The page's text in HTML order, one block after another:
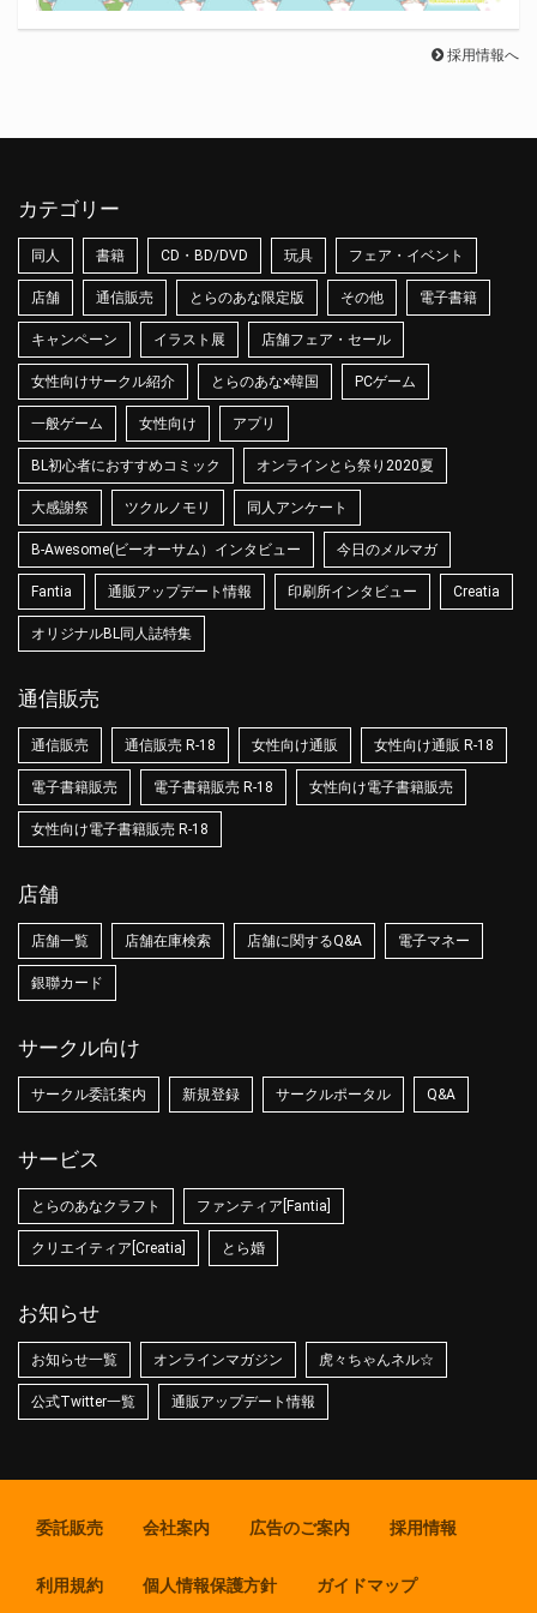
採用情報へ
カテゴリー
同人 書籍 CD・BD/DVD 玩具 フェア・イベント
店舗 通信販売 とらのあな限定版 その他 電子書籍
キャンペーン イラスト展 店舗フェア・セール
女性向けサークル紹介 とらのあな×韓国 PCゲーム
一般ゲーム 女性向け アプリ
BL初心者におすすめコミック オンラインとら祭り2020夏
大感謝祭 ツクルノモリ 同人アンケート
B-Awesome(ビーオーサム）インタビュー 今日のメルマガ
Fantia 通販アップデート情報 印刷所インタビュー Creatia
オリジナルBL同人誌特集
通信販売
通信販売 通信販売 R-18 女性向け通販 女性向け通販 R-18
電子書籍販売 電子書籍販売 R-18 女性向け電子書籍販売
女性向け電子書籍販売 R-18
店舗
店舗一覧 店舗在庫検索 店舗に関するQ&A 電子マネー
銀聯カード
サークル向け
サークル委託案内 新規登録 サークルポータル Q&A
サービス
とらのあなクラフト ファンティア[Fantia]
クリエイティア[Creatia] とら婚
お知らせ
お知らせ一覧 オンラインマガジン 虎々ちゃんネル☆
公式Twitter一覧 通販アップデート情報
委託販売 会社案内 広告のご案内 採用情報
利用規約 個人情報保護方針 ガイドマップ